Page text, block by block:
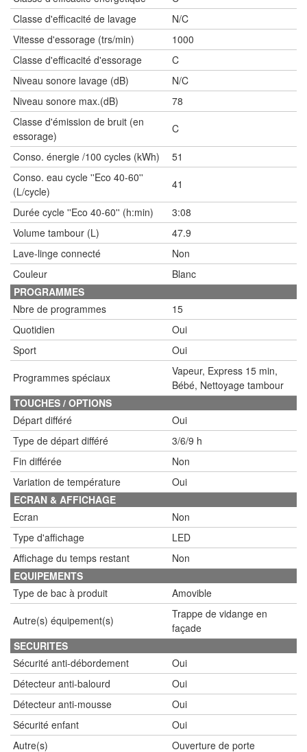
Classe d'efficacité de lavage
N/C
Vitesse d'essorage (trs/min)
1000
Classe d'efficacité d'essorage
C
Niveau sonore lavage (dB)
N/C
Niveau sonore max.(dB)
78
Classe d'émission de bruit (en
essorage)
C
Conso. énergie /100 cycles (kWh)
51
Conso. eau cycle ''Eco 40-60''
(L/cycle)
41
Durée cycle ''Eco 40-60'' (h:min)
3:08
Volume tambour (L)
47.9
Lave-linge connecté
Non
Couleur
Blanc
PROGRAMMES
Nbre de programmes
15
Quotidien
Oui
Sport
Oui
Programmes spéciaux
Vapeur, Express 15 min,
Bébé, Nettoyage tambour
TOUCHES / OPTIONS
Départ différé
Oui
Type de départ différé
3/6/9 h
Fin différée
Non
Variation de température
Oui
ECRAN & AFFICHAGE
Ecran
Non
Type d'affichage
LED
Affichage du temps restant
Non
EQUIPEMENTS
Type de bac à produit
Amovible
Autre(s) équipement(s)
Trappe de vidange en
façade
SECURITES
Sécurité anti-débordement
Oui
Détecteur anti-balourd
Oui
Détecteur anti-mousse
Oui
Sécurité enfant
Oui
Autre(s)
Ouverture de porte